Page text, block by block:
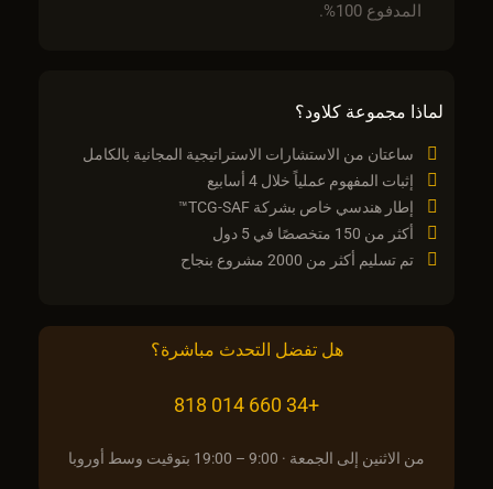
المدفوع 100%.
لماذا مجموعة كلاود؟
ساعتان من الاستشارات الاستراتيجية المجانية بالكامل
إثبات المفهوم عملياً خلال 4 أسابيع
إطار هندسي خاص بشركة TCG-SAF™
أكثر من 150 متخصصًا في 5 دول
تم تسليم أكثر من 2000 مشروع بنجاح
هل تفضل التحدث مباشرة؟
+34 660 014 818
من الاثنين إلى الجمعة · 9:00 – 19:00 بتوقيت وسط أوروبا